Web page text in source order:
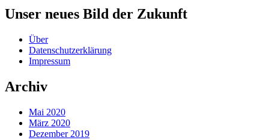
Unser neues Bild der Zukunft
Über
Datenschutzerklärung
Impressum
Archiv
Mai 2020
März 2020
Dezember 2019